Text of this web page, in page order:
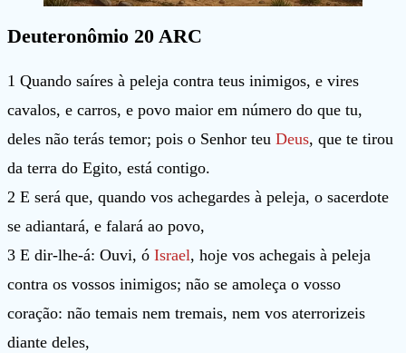
Deuteronômio 20 ARC
1 Quando saíres à peleja contra teus inimigos, e vires
cavalos, e carros, e povo maior em número do que tu,
deles não terás temor; pois o Senhor teu Deus, que te tirou
da terra do Egito, está contigo.
2 E será que, quando vos achegardes à peleja, o sacerdote
se adiantará, e falará ao povo,
3 E dir-lhe-á: Ouvi, ó Israel, hoje vos achegais à peleja
contra os vossos inimigos; não se amoleça o vosso
coração: não temais nem tremais, nem vos aterrorizeis
diante deles,